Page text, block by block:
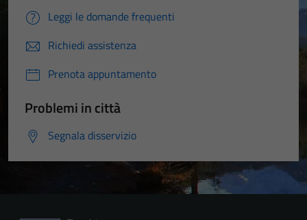
Leggi le domande frequenti
Richiedi assistenza
Prenota appuntamento
Problemi in città
Segnala disservizio